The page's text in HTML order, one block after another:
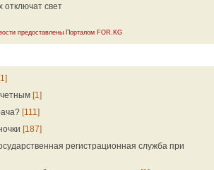
отключат свет
предоставлены Порталом FOR.KG
[1]
[1]
[111]
[187]
регистрационная служба при